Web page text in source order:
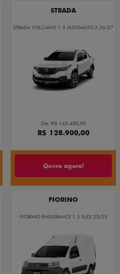
STRADA
STRADA VOLCANO 1.3 AUTOMÁTICA 26/27
De: R$ 143.480,00
R$ 128.900,00
Quero agora!
FIORINO
FIORINO ENDURANCE 1.3 FLEX 25/25